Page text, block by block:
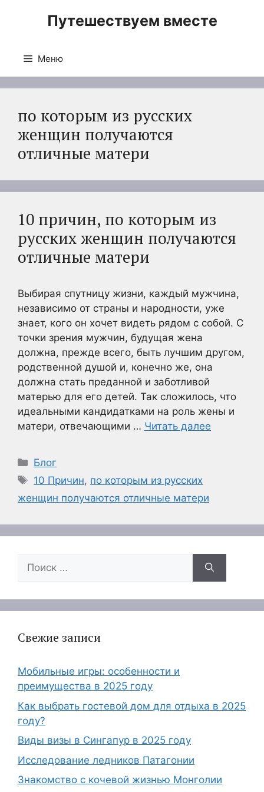
Путешествуем вместе
Меню
по которым из русских
женщин получаются
отличные матери
10 причин, по которым из
русских женщин получаются
отличные матери
Выбирая спутницу жизни, каждый мужчина,
независимо от страны и народности, уже
знает, кого он хочет видеть рядом с собой. С
точки зрения мужчин, будущая жена
должна, прежде всего, быть лучшим другом,
родственной душой и, конечно же, она
должна стать преданной и заботливой
матерью для его детей. Так сложилось, что
идеальными кандидатками на роль жены и
матери, отвечающими … Читать далее
Рубрики
Блог
Метки
10 Причин, по которым из русских
женщин получаются отличные матери
Поиск:
Свежие записи
Мобильные игры: особенности и
преимущества в 2025 году
Как выбрать гостевой дом для отдыха в 2025
году?
Виды визы в Сингапур в 2025 году
Исследование ледников Патагонии
Знакомство с кочевой жизнью Монголии